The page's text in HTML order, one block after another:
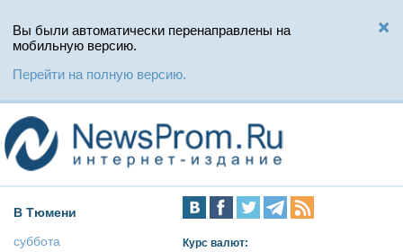
Вы были автоматически перенаправлены на
мобильную версию.
Перейти на полную версию.
В Тюмени
суббота
Курс валют: